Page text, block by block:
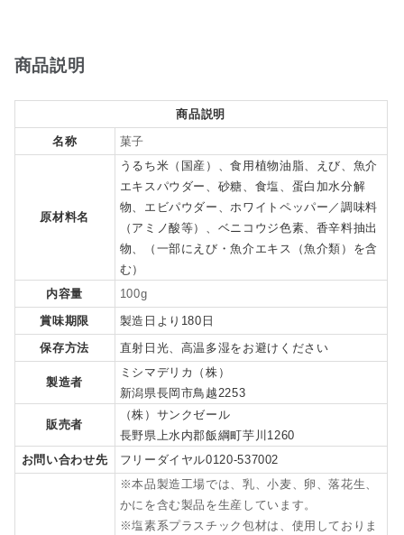
商品説明
商品説明
名称
菓子
原材料名
うるち米（国産）、食用植物油脂、えび、魚介
エキスパウダー、砂糖、食塩、蛋白加水分解
物、エビパウダー、ホワイトペッパー／調味料
（アミノ酸等）、ベニコウジ色素、香辛料抽出
物、（一部にえび・魚介エキス（魚介類）を含
む）
内容量
100g
賞味期限
製造日より180日
保存方法
直射日光、高温多湿をお避けください
製造者
ミシマデリカ（株）
新潟県長岡市鳥越2253
販売者
（株）サンクゼール
長野県上水内郡飯綱町芋川1260
お問い合わせ先
フリーダイヤル0120-537002
※本品製造工場では、乳、小麦、卵、落花生、
かにを含む製品を生産しています。
※塩素系プラスチック包材は、使用しておりま